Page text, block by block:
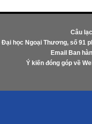
Câu
học Ngoại Thương, số 91
Email Ban
Ý kiến đóng góp về